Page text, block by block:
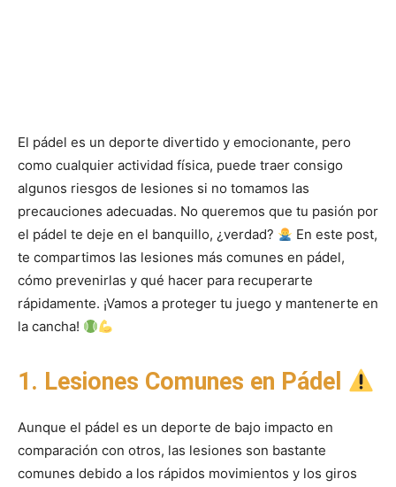
El pádel es un deporte divertido y emocionante, pero
como cualquier actividad física, puede traer consigo
algunos riesgos de lesiones si no tomamos las
precauciones adecuadas. No queremos que tu pasión por
el pádel te deje en el banquillo, ¿verdad?
En este post,
te compartimos las lesiones más comunes en pádel,
cómo prevenirlas y qué hacer para recuperarte
rápidamente. ¡Vamos a proteger tu juego y mantenerte en
la cancha!
1. Lesiones Comunes en Pádel
Aunque el pádel es un deporte de bajo impacto en
comparación con otros, las lesiones son bastante
comunes debido a los rápidos movimientos y los giros